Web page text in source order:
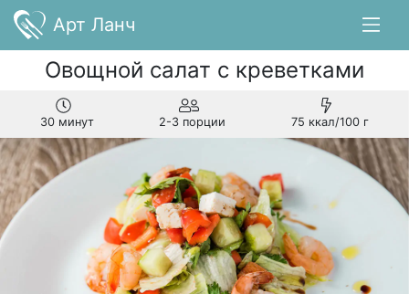
Арт Ланч
Овощной салат с креветками
30 минут 2-3 порции 75 ккал/100 г